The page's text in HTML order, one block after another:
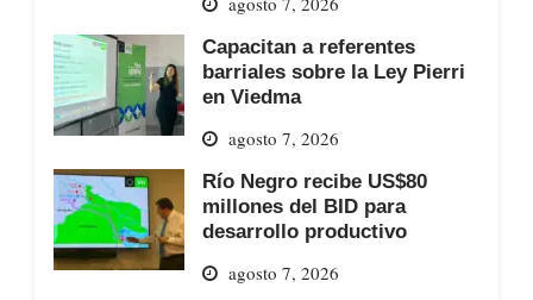
Capacitan a referentes
barriales sobre la Ley Pierri
en Viedma
agosto 7, 2026
Río Negro recibe US$80
millones del BID para
desarrollo productivo
agosto 7, 2026